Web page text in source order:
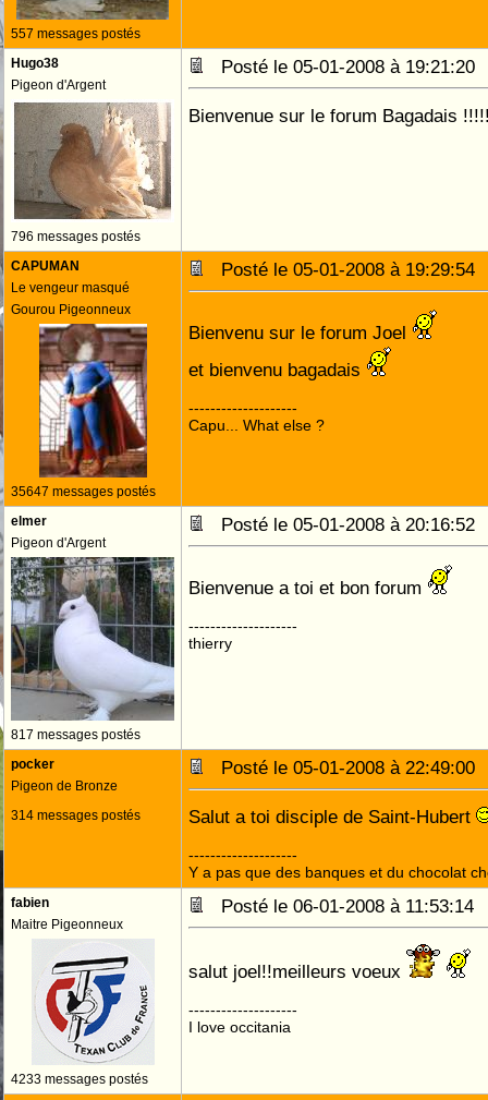
557 messages postés
Hugo38
Pigeon d'Argent
796 messages postés
Posté le 05-01-2008 à
Bienvenue sur le forum Bagadais
CAPUMAN
Le vengeur masqué
Gourou Pigeonneux
35647 messages postés
Posté le 05-01-2008 à
Bienvenu sur le forum Joel
et bienvenu bagadais
--------------------
Capu... What else ?
elmer
Pigeon d'Argent
817 messages postés
Posté le 05-01-2008 à
Bienvenue a toi et bon forum
--------------------
thierry
pocker
Pigeon de Bronze
314 messages postés
Posté le 05-01-2008 à
Salut a toi disciple de Saint-Hubert
--------------------
Y a pas que des banques et du chocolat
fabien
Maitre Pigeonneux
4233 messages postés
Posté le 06-01-2008 à
salut joel!!meilleurs voeux
--------------------
I love occitania